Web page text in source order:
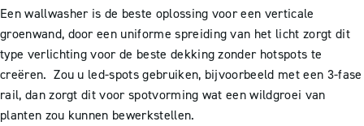
Een wallwasher is de beste oplossing voor een verticale
groenwand, door een uniforme spreiding van het licht zorgt dit
type verlichting voor de beste dekking zonder hotspots te
creëren. Zou u led-spots gebruiken, bijvoorbeeld met een 3-fase
rail, dan zorgt dit voor spotvorming wat een wildgroei van
planten zou kunnen bewerkstellen.